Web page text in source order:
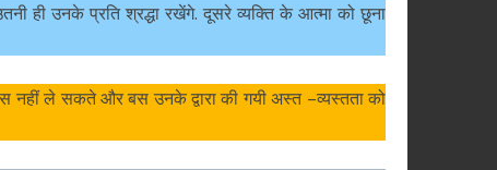
ही उनके प्रति श्रद्धा रखेंगे. दूसरे व्यक्ति के आत्मा को छूना
नहीं ले सकते और बस उनके द्वारा की गयी अस्त –व्यस्तता को